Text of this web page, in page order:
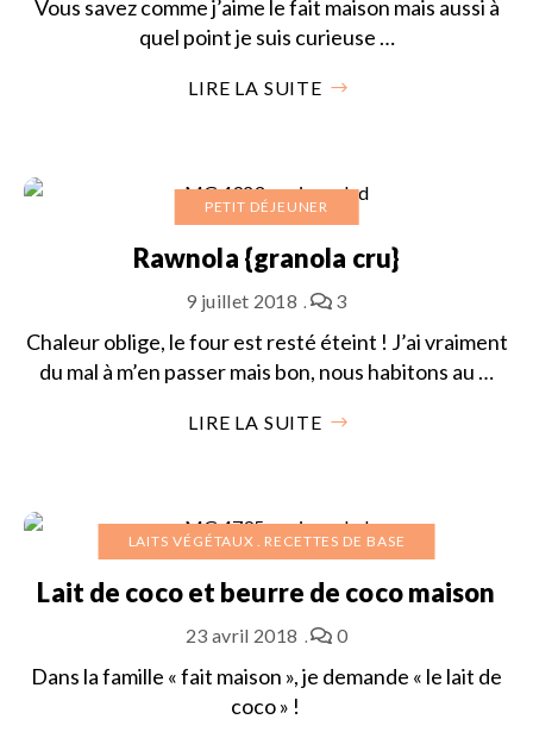
Vous savez comme j’aime le fait maison mais aussi à
quel point je suis curieuse …
LIRE LA SUITE
PETIT DÉJEUNER
Rawnola {granola cru}
9 juillet 2018 3
Chaleur oblige, le four est resté éteint ! J’ai vraiment
du mal à m’en passer mais bon, nous habitons au …
LIRE LA SUITE
LAITS VÉGÉTAUX RECETTES DE BASE
Lait de coco et beurre de coco maison
23 avril 2018 0
Dans la famille « fait maison », je demande « le lait de
coco » !